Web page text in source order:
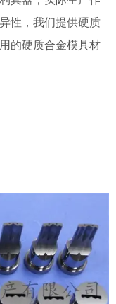
性，我们提供硬质
的硬质合金模具材